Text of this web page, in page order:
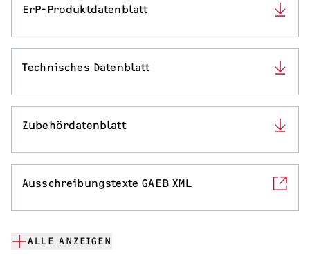
ErP-Produktdatenblatt
Technisches Datenblatt
Zubehördatenblatt
Ausschreibungstexte GAEB XML
ALLE ANZEIGEN